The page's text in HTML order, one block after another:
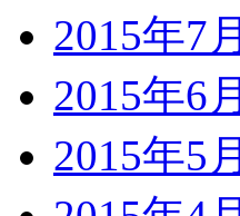
2015年7月
2015年6月
2015年5月